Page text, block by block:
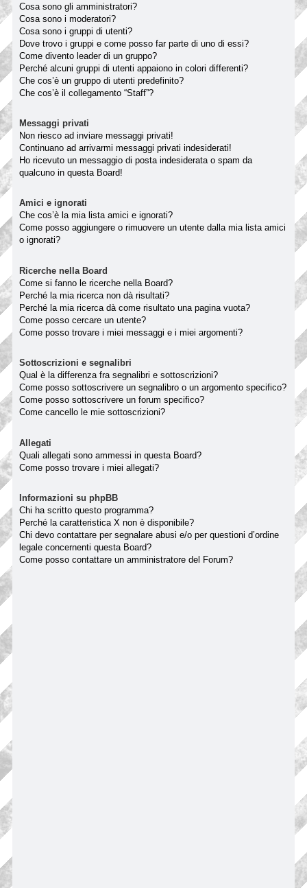
Cosa sono gli amministratori?
Cosa sono i moderatori?
Cosa sono i gruppi di utenti?
Dove trovo i gruppi e come posso far parte di uno di essi?
Come divento leader di un gruppo?
Perché alcuni gruppi di utenti appaiono in colori differenti?
Che cos’è un gruppo di utenti predefinito?
Che cos’è il collegamento “Staff”?
Messaggi privati
Non riesco ad inviare messaggi privati!
Continuano ad arrivarmi messaggi privati indesiderati!
Ho ricevuto un messaggio di posta indesiderata o spam da
qualcuno in questa Board!
Amici e ignorati
Che cos’è la mia lista amici e ignorati?
Come posso aggiungere o rimuovere un utente dalla mia lista amici
o ignorati?
Ricerche nella Board
Come si fanno le ricerche nella Board?
Perché la mia ricerca non dà risultati?
Perché la mia ricerca dà come risultato una pagina vuota?
Come posso cercare un utente?
Come posso trovare i miei messaggi e i miei argomenti?
Sottoscrizioni e segnalibri
Qual è la differenza fra segnalibri e sottoscrizioni?
Come posso sottoscrivere un segnalibro o un argomento specifico?
Come posso sottoscrivere un forum specifico?
Come cancello le mie sottoscrizioni?
Allegati
Quali allegati sono ammessi in questa Board?
Come posso trovare i miei allegati?
Informazioni su phpBB
Chi ha scritto questo programma?
Perché la caratteristica X non è disponibile?
Chi devo contattare per segnalare abusi e/o per questioni d’ordine
legale concernenti questa Board?
Come posso contattare un amministratore del Forum?